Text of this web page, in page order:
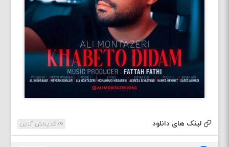
لینک های دانلود کد پخش آنلاین